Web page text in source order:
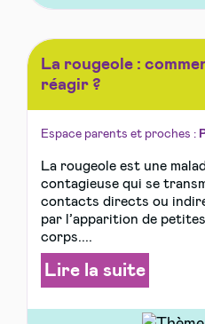
La rougeole :
réagir ?
Espace parents et proches :
La rougeole est une
contagieuse qui se
contacts directs ou
par l’apparition de
corps....
Lire la suite